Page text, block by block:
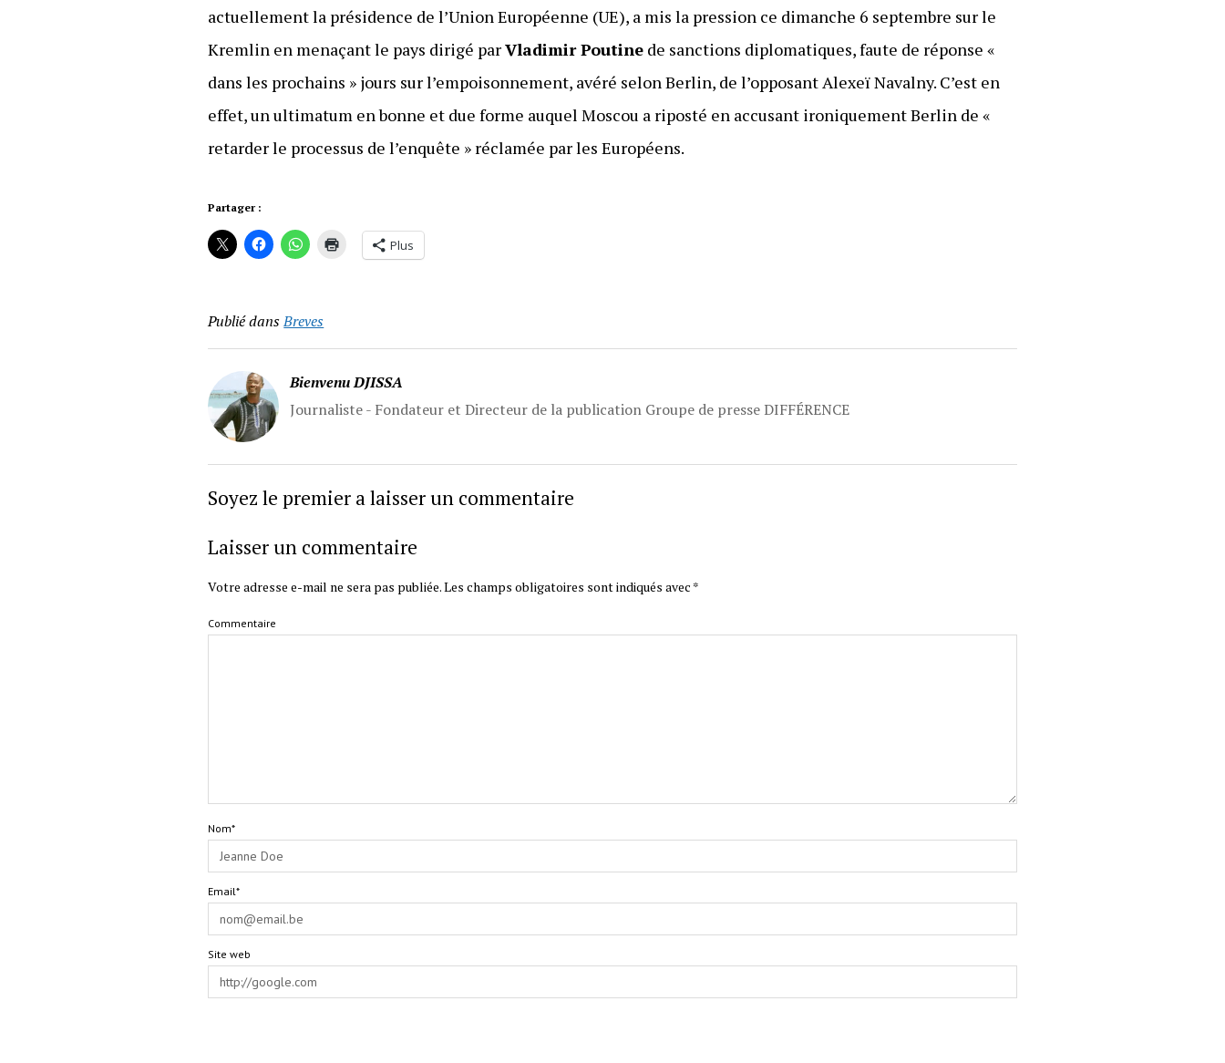
actuellement la présidence de l’Union Européenne (UE), a mis la pression ce dimanche 6 septembre sur le
Kremlin en menaçant le pays dirigé parVladimir Poutine de sanctions diplomatiques, faute de réponse «
dans les prochains » jours sur l’empoisonnement, avéré selon Berlin, de l’opposant Alexeï Navalny. C’est en
effet, un ultimatum en bonne et due forme auquel Moscou a riposté en accusant ironiquement Berlin de «
retarder le processus de l’enquête » réclamée par les Européens.
Partager :
Plus
Publié dansBreves
Bienvenu DJISSA
Journaliste - Fondateur et Directeur de la publication Groupe de presse DIFFÉRENCE
Soyez le premier a laisser un commentaire
Laisser un commentaire
Votre adresse e-mail ne sera pas publiée.Les champs obligatoires sont indiqués avec *
Commentaire
Nom*
Email*
Site web